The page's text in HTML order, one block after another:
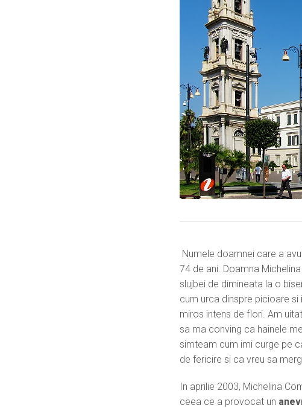
Numele doamnei care a
74 de ani. Doamna
slujbei de dimineata la o
cum urca dinspre picioare
miros intens de flori. Am
sa ma conving ca hainele
simteam cum imi curge pe
de fericire si ca vreu sa
In aprilie 2003, Michelina
ceea ce a provocat un